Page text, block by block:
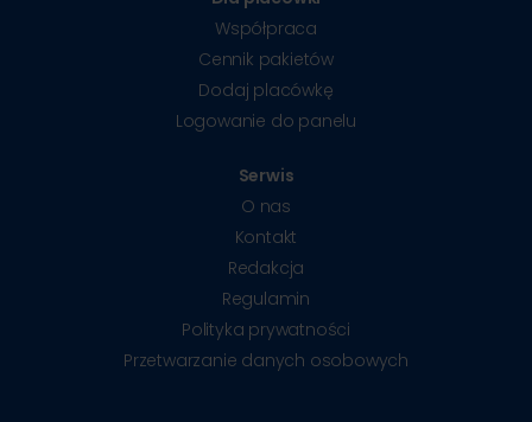
Współpraca
Cennik pakietów
Dodaj placówkę
Logowanie do panelu
Serwis
O nas
Kontakt
Redakcja
Regulamin
Polityka prywatności
Przetwarzanie danych osobowych